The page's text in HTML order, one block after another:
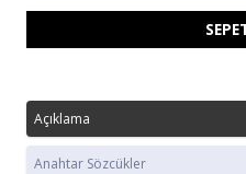
Açıklama
Anahtar Sözcükler